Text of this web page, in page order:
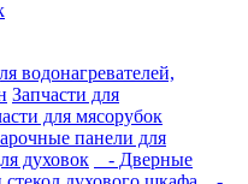
водонагревателей,
Запчасти для
для мясорубок
панели для
духовок
- Дверные